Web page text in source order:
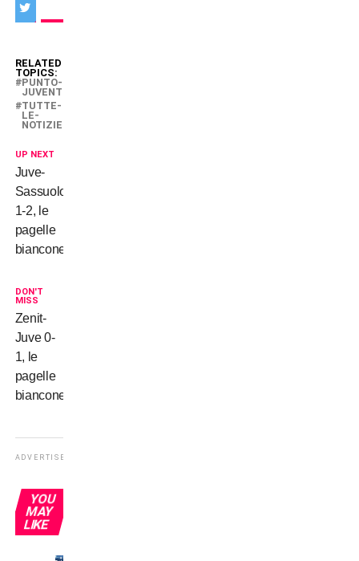
RELATED
TOPICS:
PUNTO-
JUVENTUS
TUTTE-
LE-
NOTIZIE
UP NEXT
Juve-
Sassuolo
1-2, le
pagelle
bianconere
DON'T
MISS
Zenit-
Juve 0-
1, le
pagelle
bianconere
ADVERTISEMENT
YOU
MAY
LIKE